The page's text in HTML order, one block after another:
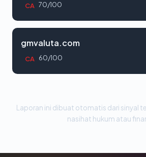
CA 70/100
gmvaluta.com
CA 60/100
Laporan ini dibuat otomatis dari sinyal
nasihat hukum atau